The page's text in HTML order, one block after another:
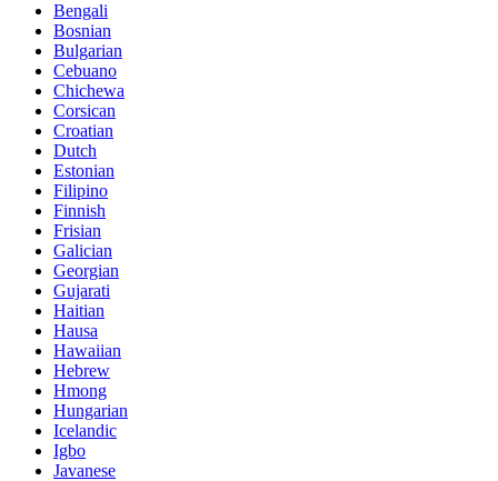
Bengali
Bosnian
Bulgarian
Cebuano
Chichewa
Corsican
Croatian
Dutch
Estonian
Filipino
Finnish
Frisian
Galician
Georgian
Gujarati
Haitian
Hausa
Hawaiian
Hebrew
Hmong
Hungarian
Icelandic
Igbo
Javanese